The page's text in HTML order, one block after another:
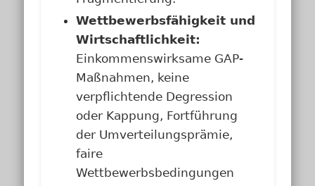
Wettbewerbsfähigkeit und
Wirtschaftlichkeit:
Einkommenswirksame GAP-
Maßnahmen, keine
verpflichtende Degression
oder Kappung, Fortführung
der Umverteilungsprämie,
faire
Wettbewerbsbedingungen